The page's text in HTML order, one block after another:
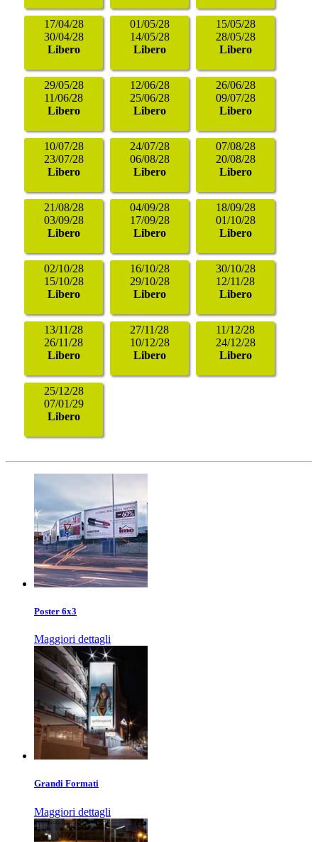
17/04/28
30/04/28
Libero
01/05/28
14/05/28
Libero
15/05/28
28/05/28
Libero
29/05/28
11/06/28
Libero
12/06/28
25/06/28
Libero
26/06/28
09/07/28
Libero
10/07/28
23/07/28
Libero
24/07/28
06/08/28
Libero
07/08/28
20/08/28
Libero
21/08/28
03/09/28
Libero
04/09/28
17/09/28
Libero
18/09/28
01/10/28
Libero
02/10/28
15/10/28
Libero
16/10/28
29/10/28
Libero
30/10/28
12/11/28
Libero
13/11/28
26/11/28
Libero
27/11/28
10/12/28
Libero
11/12/28
24/12/28
Libero
25/12/28
07/01/29
Libero
Poster 6x3
Maggiori dettagli
Grandi Formati
Maggiori dettagli